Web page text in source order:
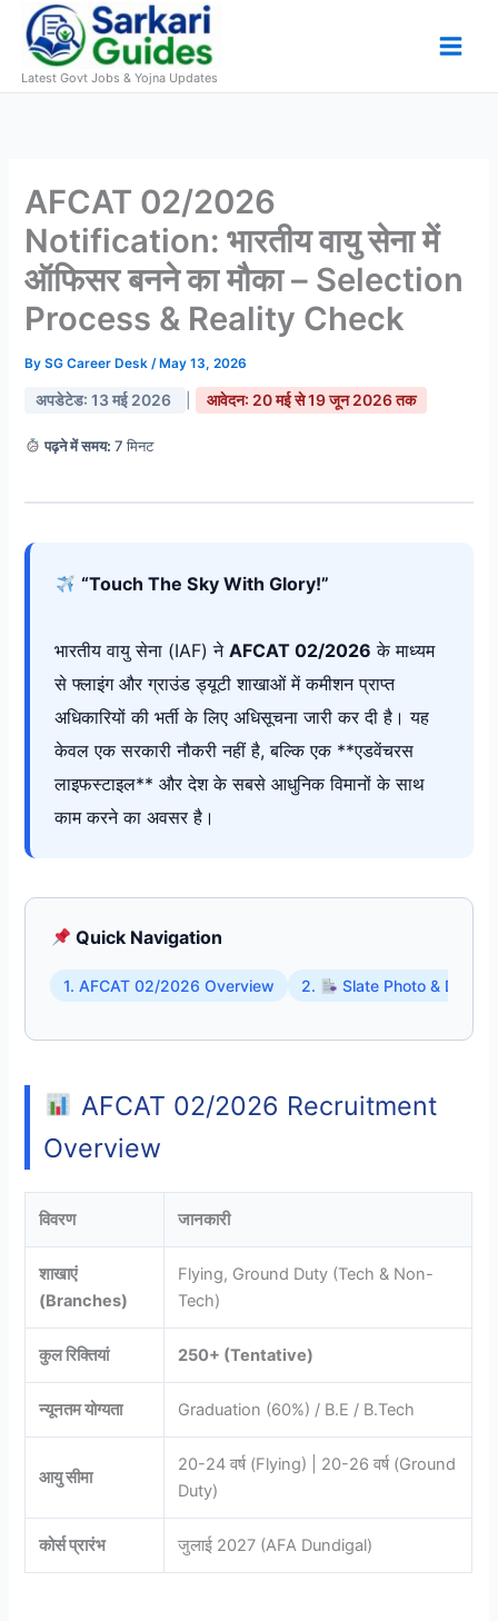
content
Latest Govt Jobs & Yojna Updates
AFCAT 02/2026
Notification: भारतीय वायु सेना में
ऑफिसर बनने का मौका – Selection
Process & Reality Check
BySG Career Desk/ May 13, 2026
अपडेटेड: 13 मई 2026 आवेदन: 20 मई से 19 जून 2026 तक
पढ़ने में समय: 7 मिनट
“Touch The Sky With Glory!”
भारतीय वायु सेना (IAF) नेAFCAT 02/2026 के माध्यम
से फ्लाइंग और ग्राउंड ड्यूटी शाखाओं में कमीशन प्राप्त
अधिकारियों की भर्ती के लिए अधिसूचना जारी कर दी है। यह
केवल एक सरकारी नौकरी नहीं है, बल्कि एक **एडवेंचरस
लाइफस्टाइल** और देश के सबसे आधुनिक विमानों के साथ
काम करने का अवसर है।
Quick Navigation
1. AFCAT 02/2026 Overview 2. Slate Photo &
AFCAT 02/2026 Recruitment
Overview
विवरण जानकारी
शाखाएं
(Branches)
Flying, Ground Duty (Tech & Non-
Tech)
कुल रिक्तियां 250+ (Tentative)
न्यूनतम योग्यता Graduation (60%) / B.E / B.Tech
आयु सीमा
20-24 वर्ष (Flying) | 20-26 वर्ष (Ground
Duty)
कोर्स प्रारंभ जुलाई 2027 (AFA Dundigal)